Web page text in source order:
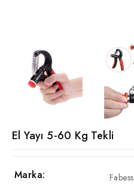
El Yayı 5-60 Kg Tekli
Marka: Fabess